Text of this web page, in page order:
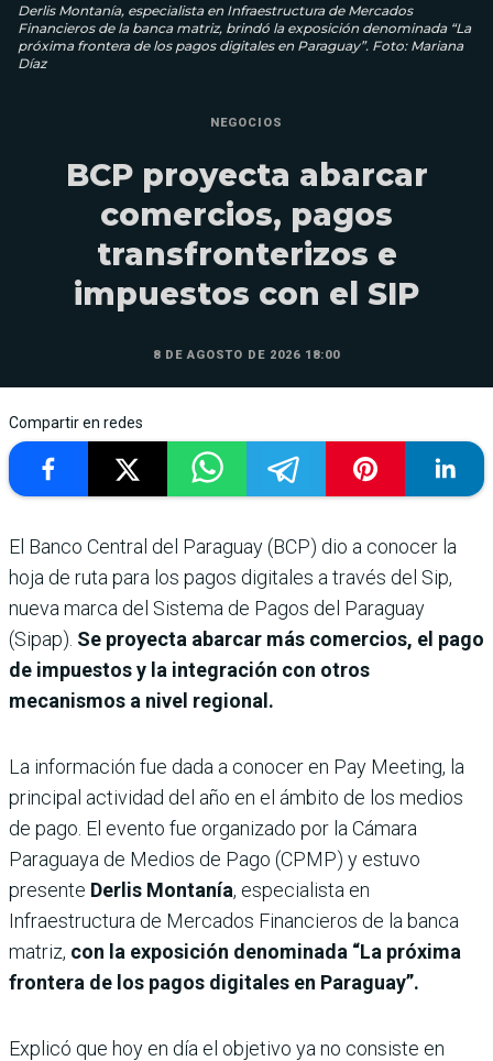
Derlis Montanía, especialista en Infraestructura de Mercados
Financieros de la banca matriz, brindó la exposición denominada “La
próxima frontera de los pagos digitales en Paraguay”. Foto: Mariana
Díaz
NEGOCIOS
BCP proyecta abarcar
comercios, pagos
transfronterizos e
impuestos con el SIP
8 DE AGOSTO DE 2026 18:00
Compartir en redes
El Banco Central del Paraguay (BCP) dio a conocer la
hoja de ruta para los pagos digitales a través del Sip,
nueva marca del Sistema de Pagos del Paraguay
(Sipap). Se proyecta abarcar más comercios, el pago
de impuestos y la integración con otros
mecanismos a nivel regional.
La información fue dada a conocer en Pay Meeting, la
principal actividad del año en el ámbito de los medios
de pago. El evento fue organizado por la Cámara
Paraguaya de Medios de Pago (CPMP) y estuvo
presente Derlis Montanía, especialista en
Infraestructura de Mercados Financieros de la banca
matriz, con la exposición denominada “La próxima
frontera de los pagos digitales en Paraguay”.
Explicó que hoy en día el objetivo ya no consiste en